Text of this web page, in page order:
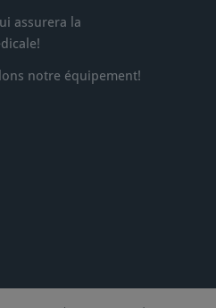
assurera la
notre équipement!